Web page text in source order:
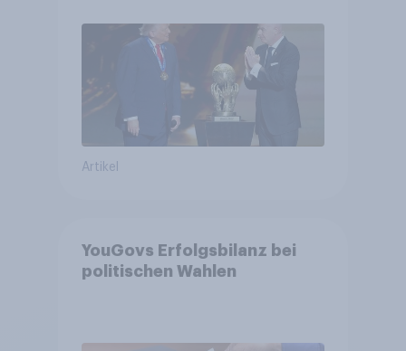
Fußball-WM ohne Politik
Artikel
YouGovs Erfolgsbilanz bei
politischen Wahlen